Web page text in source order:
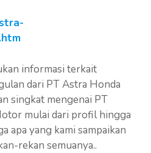
informasi terkait
dari PT Astra Honda
singkat mengenai PT
mulai dari profil hingga
apa yang kami sampaikan
rekan semuanya..